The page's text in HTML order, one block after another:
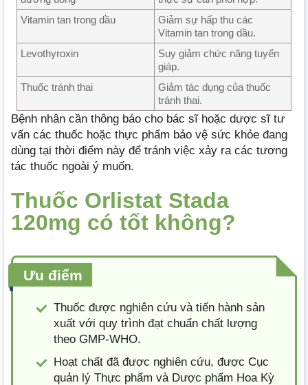
Vitamin tan trong dầu
Giảm sự hấp thu các
Vitamin tan trong dầu.
Levothyroxin
Suy giảm chức năng tuyến
giáp.
Thuốc tránh thai
Giảm tác dụng của thuốc
tránh thai.
Bệnh nhân cần thông báo cho bác sĩ hoặc dược sĩ tư
vấn các thuốc hoặc thực phẩm bảo vệ sức khỏe đang
dùng tại thời điểm này để tránh việc xảy ra các tương
tác thuốc ngoài ý muốn.
Thuốc Orlistat Stada
120mg có tốt không?
Ưu điểm
Thuốc được nghiên cứu và tiến hành sản
xuất với quy trình đạt chuẩn chất lượng
theo GMP-WHO.
Hoạt chất đã được nghiên cứu, được Cục
quản lý Thực phẩm và Dược phẩm Hoa Kỳ